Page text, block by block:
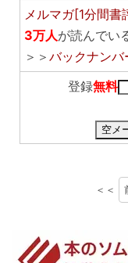
メルマガ[1分間書
3万人が読んでい
＞＞ バックナンバ
登録無料
空メ
＜＜